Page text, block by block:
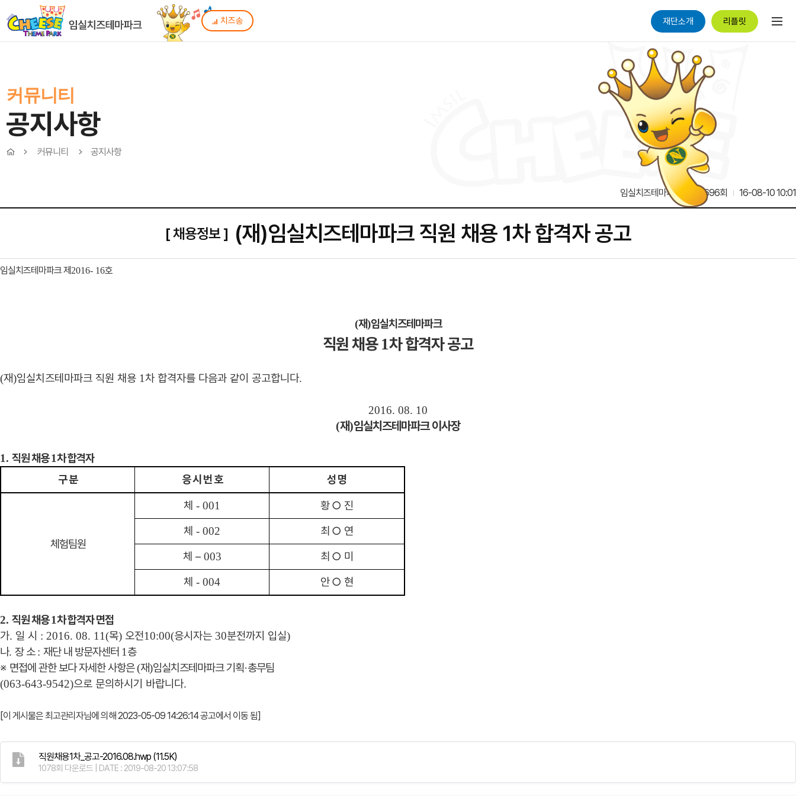
치즈송 재단소개 리플릿
커뮤니티
공지사항
커뮤니티 공지사항
임실치즈테마파크 15,696회 16-08-10 10:01
[ 채용정보 ] (재)임실치즈테마파크 직원 채용 1차 합격자 공고
임실치즈테마파크 제 2016- 16호
(재)임실치즈테마파크
직원 채용 1차 합격자 공고
(재)임실치즈테마파크 직원 채용 1 차 합격자를 다음과 같이 공고합니다.
2016. 08. 10
(재)임실치즈테마파크 이사장
1. 직원 채용1차 합격자
구 분
응 시 번 호 성 명
체험팀원
체 - 001 황○ 진
체 - 002 최 ○ 연
체 – 003 최 ○ 미
체 - 004 안○ 현
2. 직원 채용1차 합격자 면접
가. 일 시 : 2016. 08. 11(목) 오전10:00(응시자는 30분전까지 입실)
나. 장 소: 재단 내 방문자센터 1 층
※ 면접에 관한 보다 자세한 사항은(재)임실치즈테마파크 기획·총무팀
(063-643-9542)으로 문의하시기 바랍니다.
[이 게시물은 최고관리자님에 의해 2023-05-09 14:26:14 공고에서 이동 됨]
직원채용1차_공고-2016.08.hwp (11.5K)
1078회 다운로드 | DATE : 2019-08-20 13:07:58